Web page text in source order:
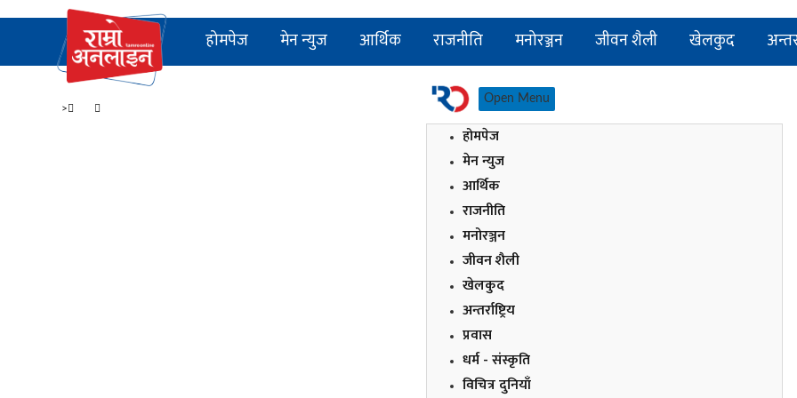
होमपेज मेन न्युज आर्थिक राजनीति मनोरञ्जन जीवन शैली खेलकुद
>
Open Menu
होमपेज
मेन न्युज
आर्थिक
राजनीति
मनोरञ्जन
जीवन शैली
खेलकुद
अन्तर्राष्ट्रिय
प्रवास
धर्म - संस्कृति
विचित्र दुनियाँ